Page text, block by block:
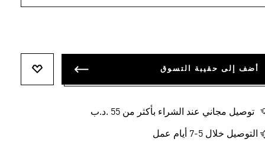
أضف إلى حقيبة التسوق
توصيل مجاني عند الشراء بأكثر من 55 .د.ب‎
التوصيل خلال 5-7 أيام عمل